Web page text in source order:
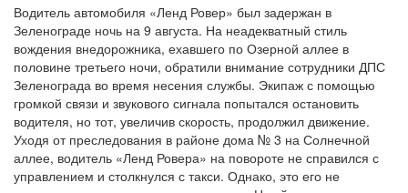
Водитель автомобиля «Ленд Ровер» был задержан в
Зеленограде ночь на 9 августа. На неадекватный стиль
вождения внедорожника, ехавшего по Озерной аллее в
половине третьего ночи, обратили внимание сотрудники ДПС
Зеленограда во время несения службы. Экипаж с помощью
громкой связи и звукового сигнала попытался остановить
водителя, но тот, увеличив скорость, продолжил движение.
Уходя от преследования в районе дома № 3 на Солнечной
аллее, водитель «Ленд Ровера» на повороте не справился с
управлением и столкнулся с такси. Однако, это его не